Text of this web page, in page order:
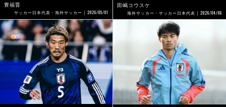
豊福晋
サッカー日本代表・海外サッカー 2026/05/01
田嶋コウスケ
海外サッカー・サッカー日本代表 2026/04/06